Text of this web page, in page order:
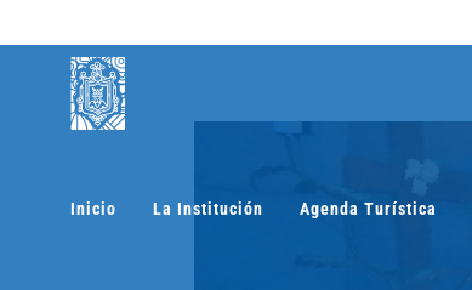
contenido
Inicio La Institución Agenda Turística